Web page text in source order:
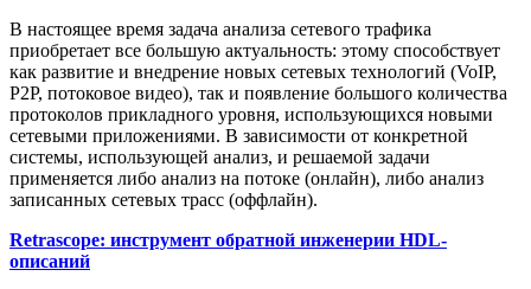
В настоящее время задача анализа сетевого трафика
приобретает все большую актуальность: этому способствует
как развитие и внедрение новых сетевых технологий (VoIP,
P2P, потоковое видео), так и появление большого количества
протоколов прикладного уровня, использующихся новыми
сетевыми приложениями. В зависимости от конкретной
системы, использующей анализ, и решаемой задачи
применяется либо анализ на потоке (онлайн), либо анализ
записанных сетевых трасс (оффлайн).
Retrascope: инструмент обратной инженерии HDL-
описаний